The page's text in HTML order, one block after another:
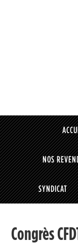
NOS
SYNDICAT
Congrès